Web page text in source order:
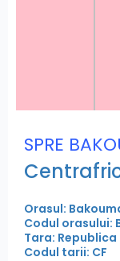
SPRE
Orasul:
Codul orasului:
Tara:
Codul tarii: CF